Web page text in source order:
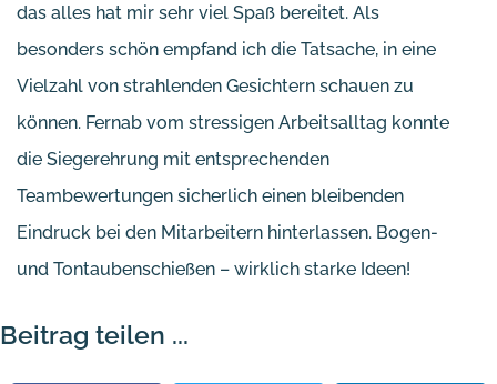
das alles hat mir sehr viel Spaß bereitet. Als
besonders schön empfand ich die Tatsache, in eine
Vielzahl von strahlenden Gesichtern schauen zu
können. Fernab vom stressigen Arbeitsalltag konnte
die Siegerehrung mit entsprechenden
Teambewertungen sicherlich einen bleibenden
Eindruck bei den Mitarbeitern hinterlassen. Bogen-
und Tontaubenschießen – wirklich starke Ideen!
Beitrag teilen ...